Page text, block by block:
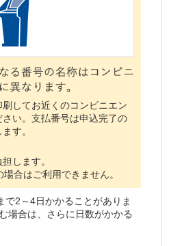
してお近くのコンビニエン
い。支払番号は申込完了の
す。
します。
合はご利用できません。
2～4日かかることがありま
場合は、さらに日数がかかる